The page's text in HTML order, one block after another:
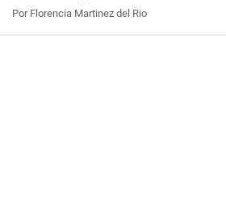
Por Florencia Martinez del Rio